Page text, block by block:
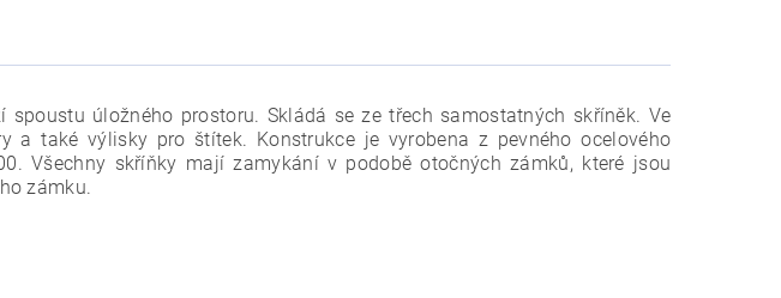
úložného prostoru. Skládá se ze třech samostatných skříněk. Ve
a také výlisky pro štítek. Konstrukce je vyrobena z pevného ocelového
Všechny skříňky mají zamykání v podobě otočných zámků, které jsou
zámku.